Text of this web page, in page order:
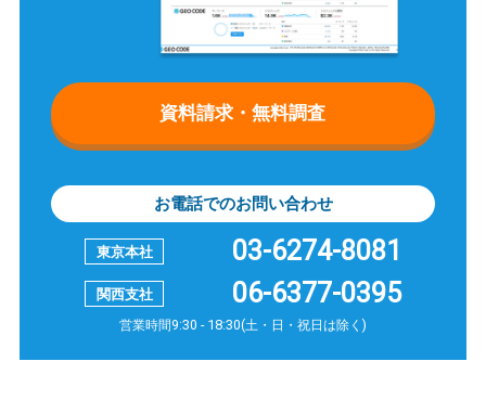
お電話でのお問い合わせ
03-6274-8081
06-6377-0395
営業時間9:30 - 18:30(土・日・祝日は除く)
資料請求・無料調査